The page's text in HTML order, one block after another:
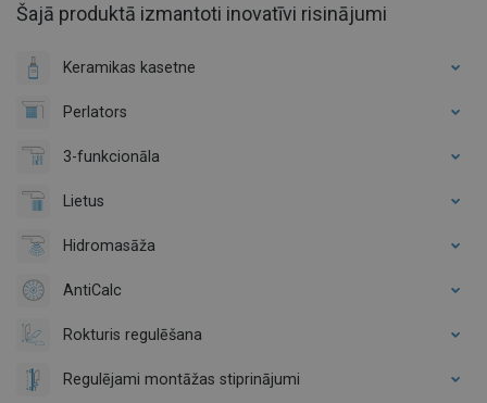
Šajā produktā izmantoti inovatīvi risinājumi
Keramikas kasetne
Perlators
3-funkcionāla
Lietus
Hidromasāža
AntiCalc
Rokturis regulēšana
Regulējami montāžas stiprinājumi